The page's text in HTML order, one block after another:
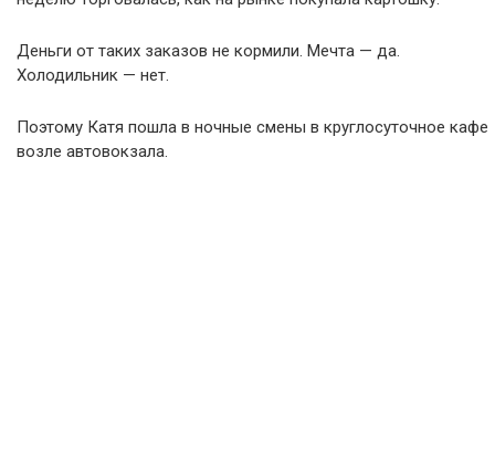
Деньги от таких заказов не кормили. Мечта — да.
Холодильник — нет.
Поэтому Катя пошла в ночные смены в круглосуточное кафе
возле автовокзала.